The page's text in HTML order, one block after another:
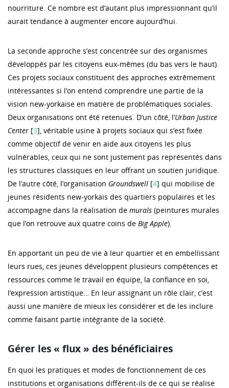
nourriture. Ce nombre est d’autant plus impressionnant qu’il
aurait tendance à augmenter encore aujourd’hui.
La seconde approche s’est concentrée sur des organismes
développés par les citoyens eux-mêmes (du bas vers le haut).
Ces projets sociaux constituent des approches extrêmement
intéressantes si l’on entend comprendre une partie de la
vision new-yorkaise en matière de problématiques sociales.
Deux organisations ont été retenues. D’un côté, l’Urban Justice
Center [3], véritable usine à projets sociaux qui s’est fixée
comme objectif de venir en aide aux citoyens les plus
vulnérables, ceux qui ne sont justement pas représentés dans
les structures classiques en leur offrant un soutien juridique.
De l’autre côté, l’organisation Groundswell [4] qui mobilise de
jeunes résidents new-yorkais des quartiers populaires et les
accompagne dans la réalisation de murals (peintures murales
que l’on retrouve aux quatre coins de Big Apple).
En apportant un peu de vie à leur quartier et en embellissant
leurs rues, ces jeunes développent plusieurs compétences et
ressources comme le travail en équipe, la confiance en soi,
l’expression artistique… En leur assignant un rôle clair, c’est
aussi une manière de mieux les considérer et de les inclure
comme faisant partie intégrante de la société.
Gérer les « flux » des bénéficiaires
En quoi les pratiques et modes de fonctionnement de ces
institutions et organisations différent-ils de ce qui se réalise